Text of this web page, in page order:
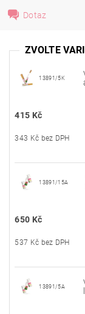
Dotaz
ZVOLTE
13891/5K
415 Kč
343 Kč bez DPH
13891/15A
650 Kč
537 Kč bez DPH
13891/5A